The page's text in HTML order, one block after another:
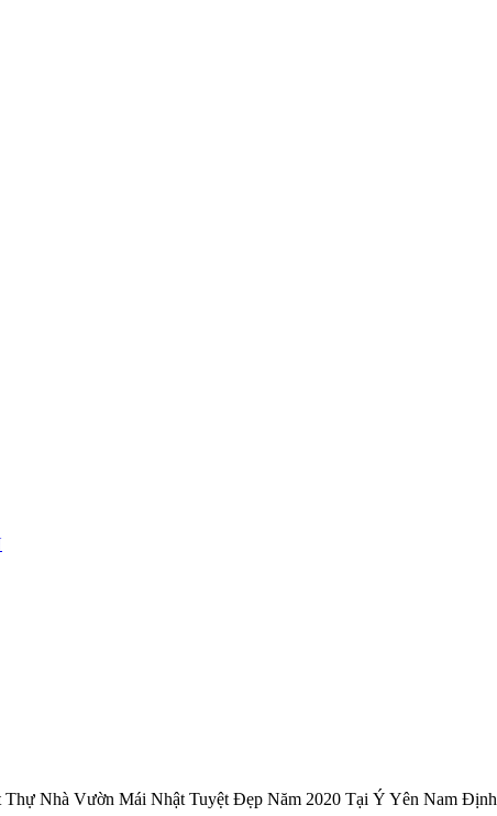
Thự Nhà Vườn Mái Nhật Tuyệt Đẹp Năm 2020 Tại Ý Yên Nam Định